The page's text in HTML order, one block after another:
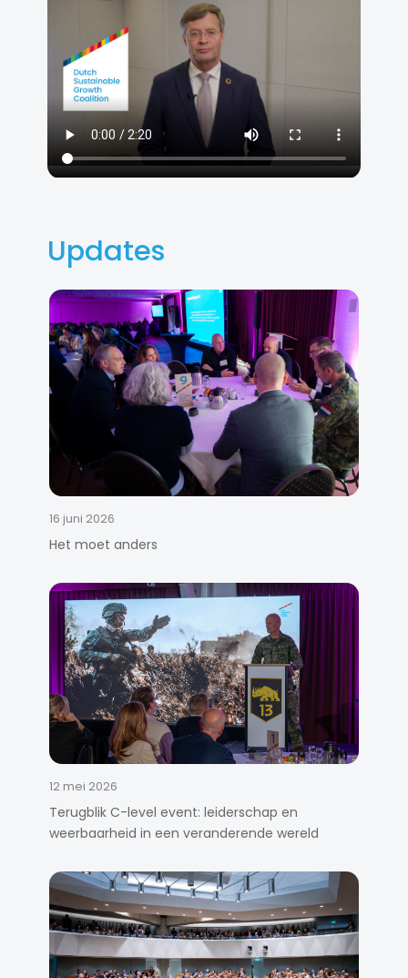
Updates
16 juni 2026
Het moet anders
12 mei 2026
Terugblik C-level event: leiderschap en
weerbaarheid in een veranderende wereld